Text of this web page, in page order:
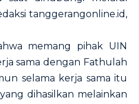
tanggerangonline.id,
memang pihak UIN
sama dengan Fathulah
selama kerja sama itu
dihasilkan melainkan